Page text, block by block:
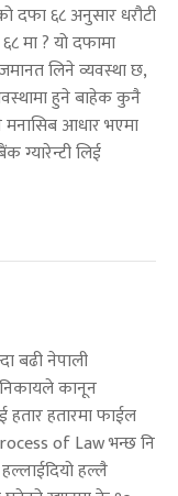
दफा ६८ अनुसार धरौटी
मा ? यो दफामा
लिने व्यवस्था छ,
हुने बाहेक कुनै
मनासिब आधार भएमा
ग्यारेन्टी लिई
बढी नेपाली
कानून
हतार हतारमा फाईल
of Law भन्छ नि
हल्लै